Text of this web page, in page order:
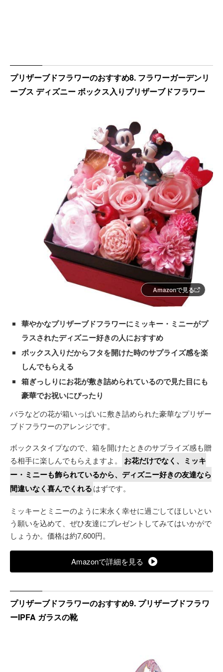
プリザーブドフラワーのおすすめ8. フラワーガーデンリ
ーブス ディズニー ボックス入りプリザーブドフラワー
Amazonで見る
華やかなプリザーブドフラワーにミッキー・ミニーがプ
ラスされたディズニー好きの人におすすめ
ボックス入りだからフタを開けた時のサプライズ感を楽
しんでもらえる
箱ぎっしりにお花が敷き詰められているので見た目にも
豪華でお祝いにぴったり
バラなどの花が箱いっぱいに敷き詰められた豪華なプリザー
ブドフラワーのアレンジです。
ボックスタイプなので、箱を開けたときのサプライズ感も贈
る相手に楽しんでもらえますよ。
お花だけでなく、ミッキ
ー・ミニーも飾られているから、ディズニー好きの友達なら
間違いなく喜んでくれるはずです。
ミッキーとミニーのように末永く幸せに過ごしてほしいとい
う願いを込めて、ぜひ友達にプレゼントしてみてはいかがで
しょうか。価格は約7,600円。
Amazonで詳細を見る
プリザーブドフラワーのおすすめ9. プリザーブドフラワ
ーIPFA ガラスの靴